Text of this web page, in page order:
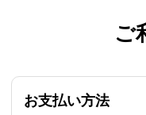
ご
お支払い方法